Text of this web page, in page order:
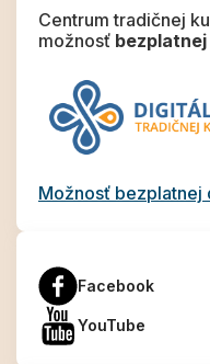
Centrum tradičnej
možnosť
Možnosť bezplatnej
Facebook
YouTube